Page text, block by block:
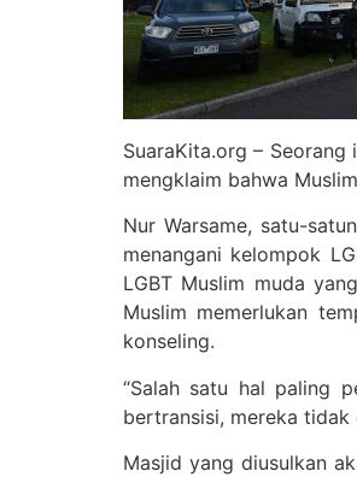
SuaraKita.org –
mengklaim bahwa
Nur Warsame, satu-
menangani kelompok
LGBT Muslim muda
Muslim memerlukan
konseling.
“Salah satu hal paling
bertransisi, mereka tidak
Masjid yang diusulkan